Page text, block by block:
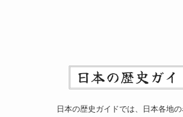
日本の歴史ガイドでは、日本各地